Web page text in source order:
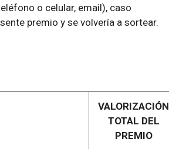
o celular, email), caso
premio y se volvería a sortear.
VALORIZACIÓN
TOTAL DEL
PREMIO